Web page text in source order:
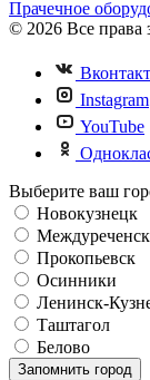
Прачечное
© 2026 Все
Instagram
YouTube
Выберите ваш
Новокузнецк
Междуреченск
Прокопьевск
Осинники
Ленинск-
Таштагол
Белово
Запомнить город